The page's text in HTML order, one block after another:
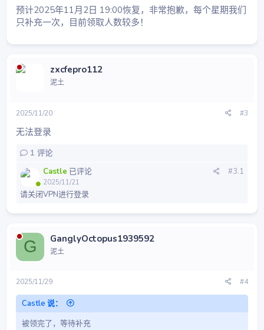
预计2025年11月2日 19:00恢复，非常抱歉，每个星期我们
只补充一次，目前领取人数较多！
zxcfepro112
泥土
2025/11/20 #3
无法登录
1 评论
Castle 已评论 #3.1
2025/11/21
请关闭VPN进行登录
G GanglyOctopus1939592
泥土
2025/11/29 #4
Castle 说：
被领完了，等待补充